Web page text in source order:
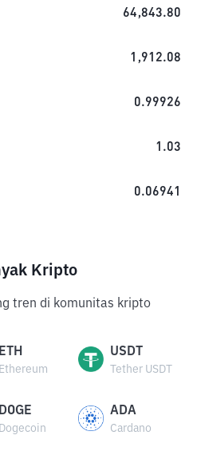
64,843.80
1,912.08
0.99926
1.03
0.06941
Kripto
tren di komunitas kripto
ETH
Ethereum
USDT
Tether USDT
DOGE
Dogecoin
ADA
Cardano